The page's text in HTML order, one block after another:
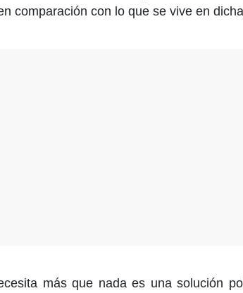
comparación con lo que se vive en
más que nada es una solución